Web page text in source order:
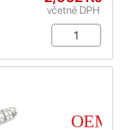
včetně DPH